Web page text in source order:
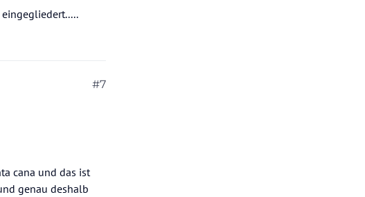
#7
cana und das ist
genau deshalb